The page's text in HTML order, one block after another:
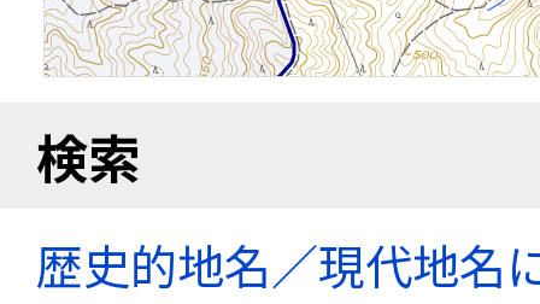
検索
歴史的地名／現代地名